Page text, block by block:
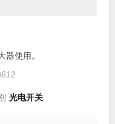
使用。
光电开关